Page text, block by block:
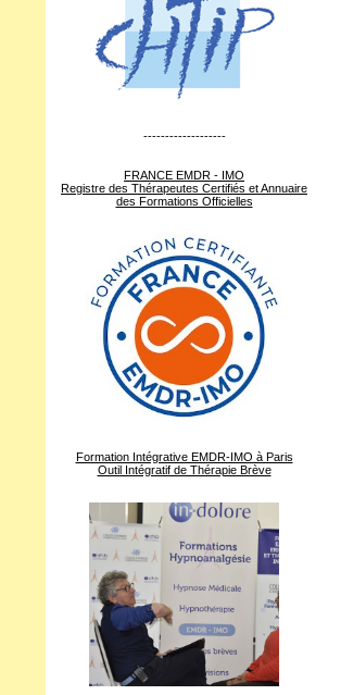
-------------------
FRANCE EMDR - IMO
Registre des Thérapeutes Certifiés et Annuaire
des Formations Officielles
Formation Intégrative EMDR-IMO à Paris
Outil Intégratif de Thérapie Brève